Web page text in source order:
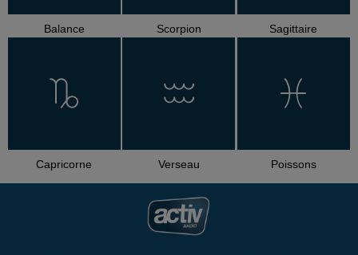
Balance Scorpion Sagittaire
Capricorne Verseau Poissons